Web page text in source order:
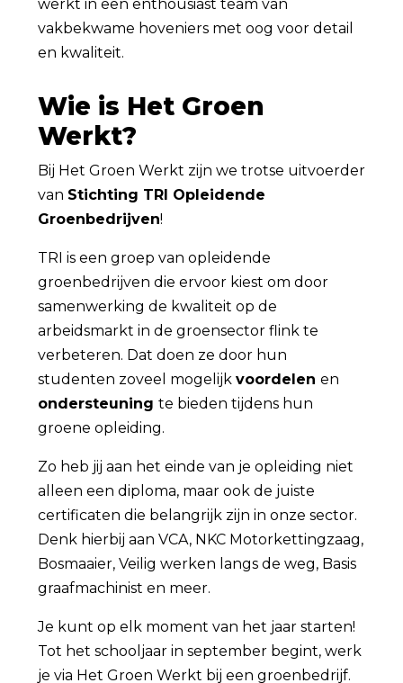
werkt in een enthousiast team van
vakbekwame hoveniers met oog voor detail
en kwaliteit.
Wie is Het Groen
Werkt?
Bij Het Groen Werkt zijn we trotse uitvoerder
van Stichting TRI Opleidende
Groenbedrijven!
TRI is een groep van opleidende
groenbedrijven die ervoor kiest om door
samenwerking de kwaliteit op de
arbeidsmarkt in de groensector flink te
verbeteren. Dat doen ze door hun
studenten zoveel mogelijk voordelen en
ondersteuning te bieden tijdens hun
groene opleiding.
Zo heb jij aan het einde van je opleiding niet
alleen een diploma, maar ook de juiste
certificaten die belangrijk zijn in onze sector.
Denk hierbij aan VCA, NKC Motorkettingzaag,
Bosmaaier, Veilig werken langs de weg, Basis
graafmachinist en meer.
Je kunt op elk moment van het jaar starten!
Tot het schooljaar in september begint, werk
je via Het Groen Werkt bij een groenbedrijf.